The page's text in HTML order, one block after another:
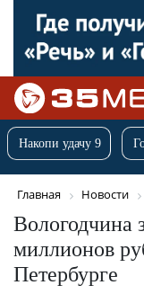
Накопи удачу 9
Главная Новости
Вологодчина
миллионов
Петербурге